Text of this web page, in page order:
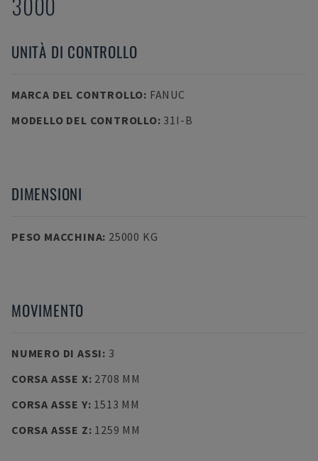
UNITÀ DI CONTROLLO
MARCA DEL CONTROLLO: FANUC
MODELLO DEL CONTROLLO: 31I-B
DIMENSIONI
PESO MACCHINA: 25000 KG
MOVIMENTO
NUMERO DI ASSI: 3
CORSA ASSE X: 2708 MM
CORSA ASSE Y: 1513 MM
CORSA ASSE Z: 1259 MM